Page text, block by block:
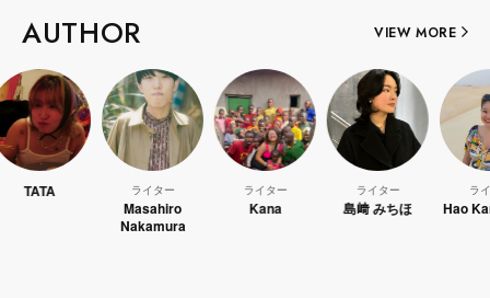
AUTHOR VIEW MORE
Masahiro
Nakamura
島﨑 みちほ Hao Kanayama